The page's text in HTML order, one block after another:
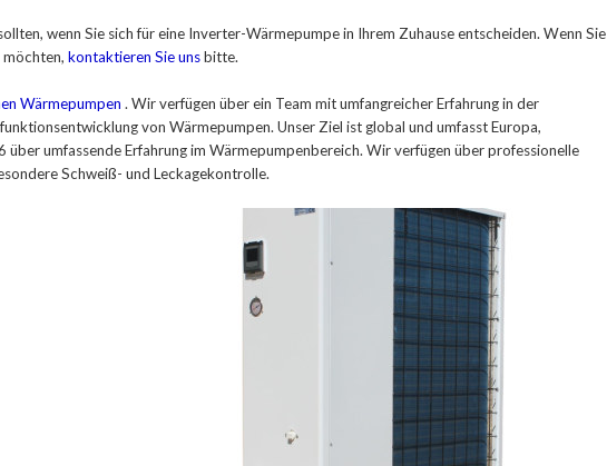
wenn Sie sich für eine Inverter-Wärmepumpe in Ihrem Zuhause entscheiden. Wenn Sie
kontaktieren Sie unsbitte.
Wärmepumpen . Wir verfügen über ein Team mit umfangreicher Erfahrung in der
von Wärmepumpen. Unser Ziel ist global und umfasst Europa,
umfassende Erfahrung im Wärmepumpenbereich. Wir verfügen über professionelle
Schweiß- und Leckagekontrolle.